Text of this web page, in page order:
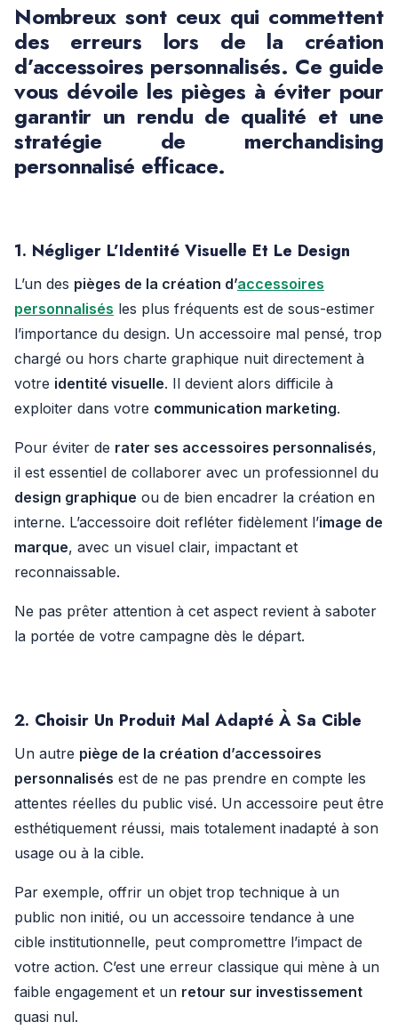
Nombreux sont ceux qui commettent
des erreurs lors de la création
d’accessoires personnalisés. Ce guide
vous dévoile les pièges à éviter pour
garantir un rendu de qualité et une
stratégie de merchandising
personnalisé efficace.
1. Négliger L’Identité Visuelle Et Le Design
L’un des pièges de la création d’accessoires
personnalisés les plus fréquents est de sous-estimer
l’importance du design. Un accessoire mal pensé, trop
chargé ou hors charte graphique nuit directement à
votre identité visuelle. Il devient alors difficile à
exploiter dans votre communication marketing.
Pour éviter de rater ses accessoires personnalisés,
il est essentiel de collaborer avec un professionnel du
design graphique ou de bien encadrer la création en
interne. L’accessoire doit refléter fidèlement l’image de
marque, avec un visuel clair, impactant et
reconnaissable.
Ne pas prêter attention à cet aspect revient à saboter
la portée de votre campagne dès le départ.
2. Choisir Un Produit Mal Adapté À Sa Cible
Un autre piège de la création d’accessoires
personnalisés est de ne pas prendre en compte les
attentes réelles du public visé. Un accessoire peut être
esthétiquement réussi, mais totalement inadapté à son
usage ou à la cible.
Par exemple, offrir un objet trop technique à un
public non initié, ou un accessoire tendance à une
cible institutionnelle, peut compromettre l’impact de
votre action. C’est une erreur classique qui mène à un
faible engagement et un retour sur investissement
quasi nul.